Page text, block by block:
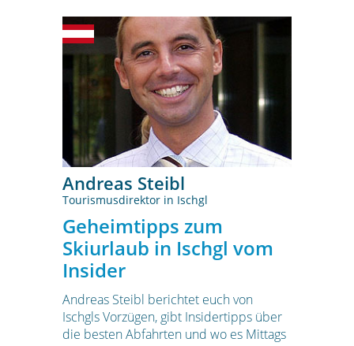
Andreas Steibl
Tourismusdirektor in Ischgl
Geheimtipps zum
Skiurlaub in Ischgl vom
Insider
Andreas Steibl berichtet euch von
Ischgls Vorzügen, gibt Insidertipps über
die besten Abfahrten und wo es Mittags